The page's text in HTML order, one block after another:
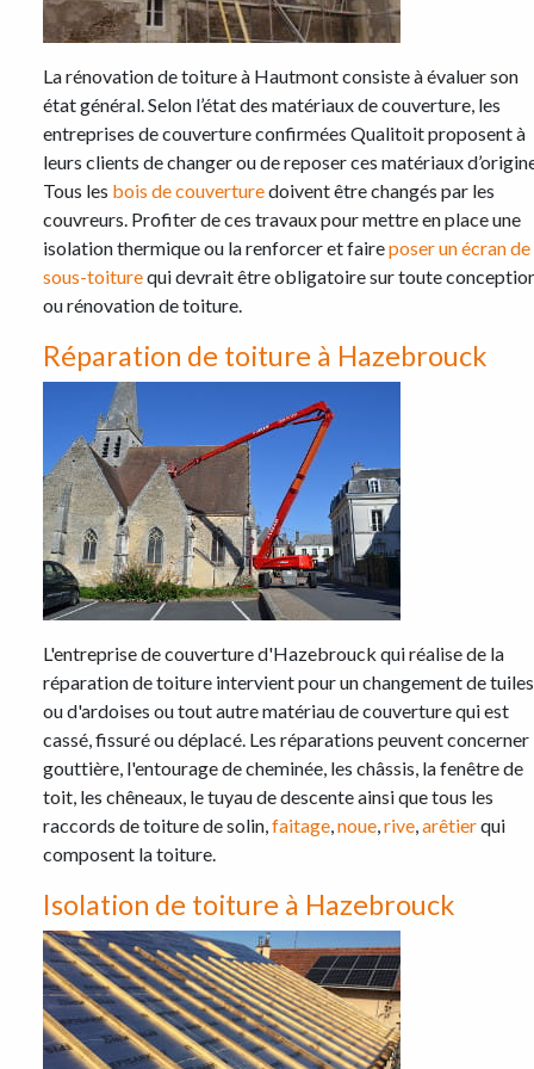
La rénovation de toiture à Hautmont consiste à évaluer son
état général. Selon l’état des matériaux de couverture, les
entreprises de couverture confirmées Qualitoit proposent à
leurs clients de changer ou de reposer ces matériaux
Tous les bois de couverturedoivent être changés par les
couvreurs. Profiter de ces travaux pour mettre en place une
isolation thermique ou la renforcer et faireposer un écran de
sous-toiturequi devrait être obligatoire sur toute
ou rénovation de toiture.
Réparation de toiture à Hazebrouck
L'entreprise de couverture d'Hazebrouck qui réalise de la
réparation de toiture intervient pour un changement de tuiles
ou d'ardoises ou tout autre matériau de couverture qui est
cassé, fissuré ou déplacé. Les réparations peuvent concerner
gouttière, l'entourage de cheminée, les châssis, la fenêtre de
toit, les chêneaux, le tuyau de descente ainsi que tous les
raccords de toiture de solin,faitage,noue,rive,arêtierqui
composent la toiture.
Isolation de toiture à Hazebrouck